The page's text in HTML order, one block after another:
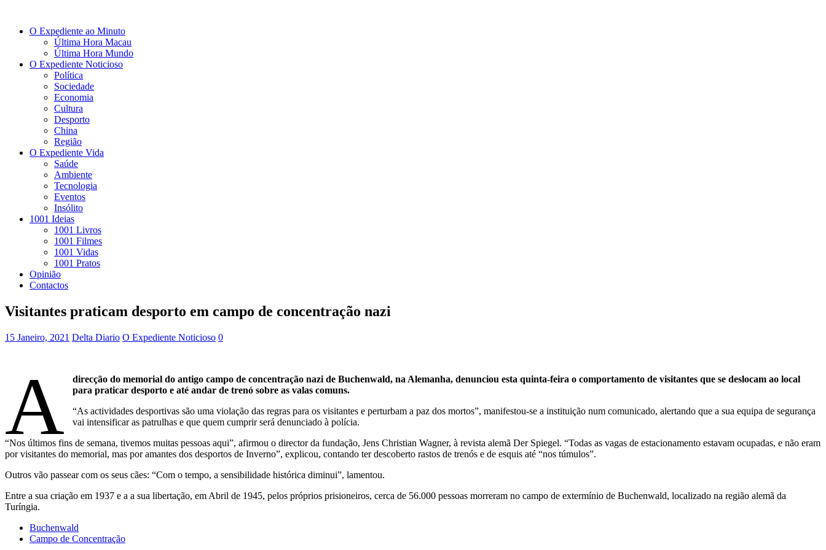
O Expediente ao Minuto
Última Hora Macau
Última Hora Mundo
O Expediente Noticioso
Política
Sociedade
Economia
Cultura
Desporto
China
Região
O Expediente Vida
Saúde
Ambiente
Tecnologia
Eventos
Insólito
1001 Ideias
1001 Livros
1001 Filmes
1001 Vidas
1001 Pratos
Opinião
Contactos
Visitantes praticam desporto em campo de concentração nazi
15 Janeiro, 2021 Delta Diario O Expediente Noticioso 0
A
direcção do memorial do antigo campo de concentração nazi de Buchenwald, na Alemanha, denunciou esta quinta-feira o comportamento de visitantes que se deslocam ao local
para praticar desporto e até andar de trenó sobre as valas comuns.
“As actividades desportivas são uma violação das regras para os visitantes e perturbam a paz dos mortos”, manifestou-se a instituição num comunicado, alertando que a sua equipa de segurança
vai intensificar as patrulhas e que quem cumprir será denunciado à polícia.
“Nos últimos fins de semana, tivemos muitas pessoas aqui”, afirmou o director da fundação, Jens Christian Wagner, à revista alemã Der Spiegel. “Todas as vagas de estacionamento estavam ocupadas, e não eram
por visitantes do memorial, mas por amantes dos desportos de Inverno”, explicou, contando ter descoberto rastos de trenós e de esquis até “nos túmulos”.
Outros vão passear com os seus cães: “Com o tempo, a sensibilidade histórica diminui”, lamentou.
Entre a sua criação em 1937 e a a sua libertação, em Abril de 1945, pelos próprios prisioneiros, cerca de 56.000 pessoas morreram no campo de extermínio de Buchenwald, localizado na região alemã da
Turíngia.
Buchenwald
Campo de Concentração